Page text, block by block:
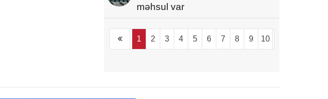
məhsul var
1 2 3 4 5 6 7 8 9 10